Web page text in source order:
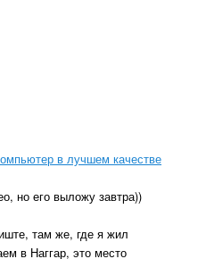
в лучшем качестве
но его выложу завтра))
там же, где я жил
в Наггар, это место